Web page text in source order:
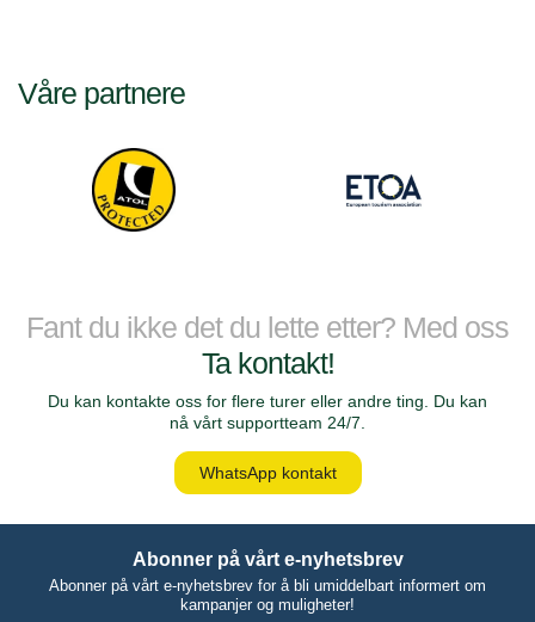
Våre partnere
Fant du ikke det du lette etter? Med oss
Ta kontakt!
Du kan kontakte oss for flere turer eller andre ting. Du kan
nå vårt supportteam 24/7.
WhatsApp kontakt
Abonner på vårt e-nyhetsbrev
Abonner på vårt e-nyhetsbrev for å bli umiddelbart informert om
kampanjer og muligheter!